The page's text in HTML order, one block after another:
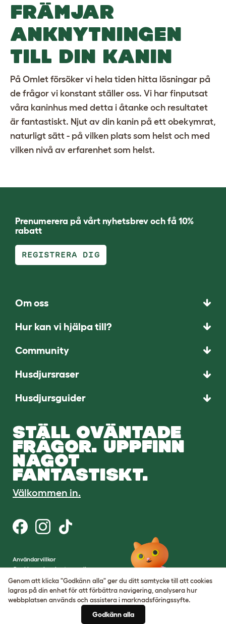
FRÄMJAR
ANKNYTNINGEN
TILL DIN KANIN
På Omlet försöker vi hela tiden hitta lösningar på
de frågor vi konstant ställer oss. Vi har finputsat
våra kaninhus med detta i åtanke och resultatet
är fantastiskt. Njut av din kanin på ett obekymrat,
naturligt sätt - på vilken plats som helst och med
vilken nivå av erfarenhet som helst.
Prenumerera på vårt nyhetsbrev och få 10%
rabatt
REGISTRERA DIG
Om oss
Hur kan vi hjälpa till?
Community
Husdjursraser
Husdjursguider
STÄLL OVÄNTADE
FRÅGOR. UPPFINN
NÅGOT
FANTASTISKT.
Välkommen in.
Användarvillkor
Cookies och sekretesspolicy
Cookie Settings
Hemsidekarta
VAT-nummer: SE502080795301
Genom att klicka "Godkänn alla" ger du ditt samtycke till att cookies
lagras på din enhet för att förbättra navigering, analysera hur
webbplatsen används och assistera i marknadsföringssyfte.
Godkänn alla